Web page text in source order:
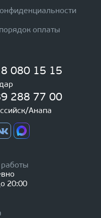
оплаты
080 15 15
288 77 00
Анапа
20:00